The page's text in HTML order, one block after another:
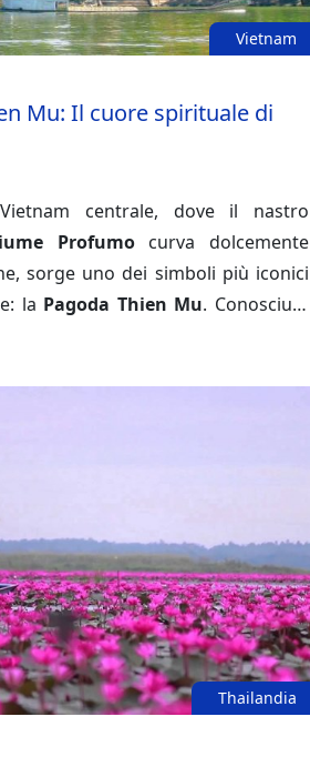
Vietnam
Mu: Il cuore spirituale di
centrale, dove il nastro
Profumo curva dolcemente
sorge uno dei simboli più iconici
la Pagoda Thien Mu. Conosciuta
dalla sua genesi leggendaria ai
est asiatico.
Thailandia